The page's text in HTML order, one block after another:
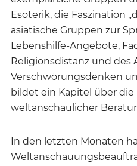
Esoterik, die Faszination
asiatische Gruppen zur
Lebenshilfe-Angebote,
Religionsdistanz und des
Verschwörungsdenken
bildet ein Kapitel über
weltanschaulicher
In den letzten Monaten